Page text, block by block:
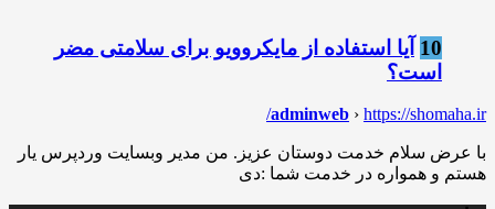
10 آیا استفاده از مایکروویو برای سلامتی مضر
است؟
adminweb › https://shomaha.ir/
با عرض سلام خدمت دوستان عزیز. من مدیر وبسایت وردپرس یار
هستم و همواره در خدمت شما :دی